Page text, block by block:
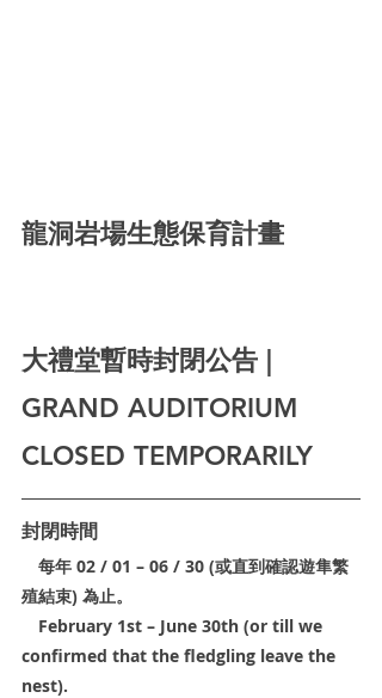
龍洞岩場生態保育計畫
大禮堂暫時封閉公告 |
GRAND AUDITORIUM
CLOSED TEMPORARILY
封閉時間
每年 02 / 01 – 06 / 30 (或直到確認遊隼繁
殖結束) 為止。
February 1st – June 30th (or till we
confirmed that the fledgling leave the
nest).